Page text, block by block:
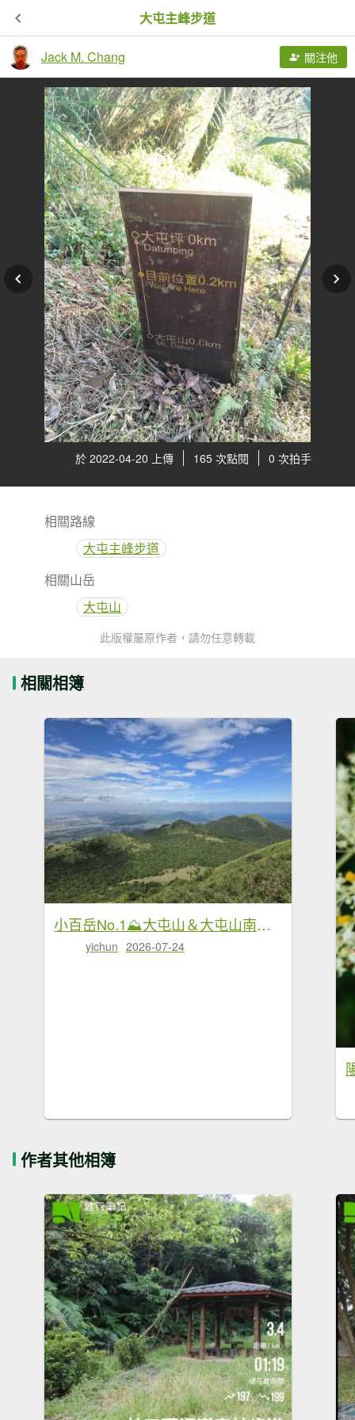
大屯主峰步道
Jack M. Chang 關注他
於 2022-04-20 上傳 165 次點閱 0 次拍手
相關路線
大屯主峰步道
相關山岳
大屯山
此版權屬原作者，請勿任意轉載
相關相簿
小百岳No.1⛰大屯山＆大屯山南峰+大屯山西峰
yichun 2026-07-24
作者其他相簿